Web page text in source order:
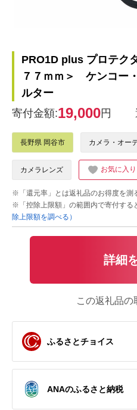
PRO1D plus プロテク
７７ｍｍ＞ ケンコー
ルター
寄付金額:19,000円
長野県 岡谷市 カメラ・オー
カメラレンズ お気に入り
※「還元率」とは返礼品のお得度を測
※「控除上限額」の範囲内で寄付する
除上限額を調べる）
詳細
この返礼品の
ふるさとチョイス
ANAのふるさと納税